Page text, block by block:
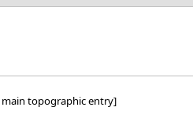
main topographic entry]